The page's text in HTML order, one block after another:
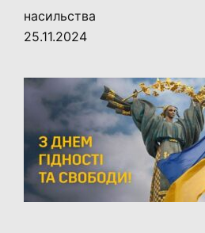
насильства
25.11.2024